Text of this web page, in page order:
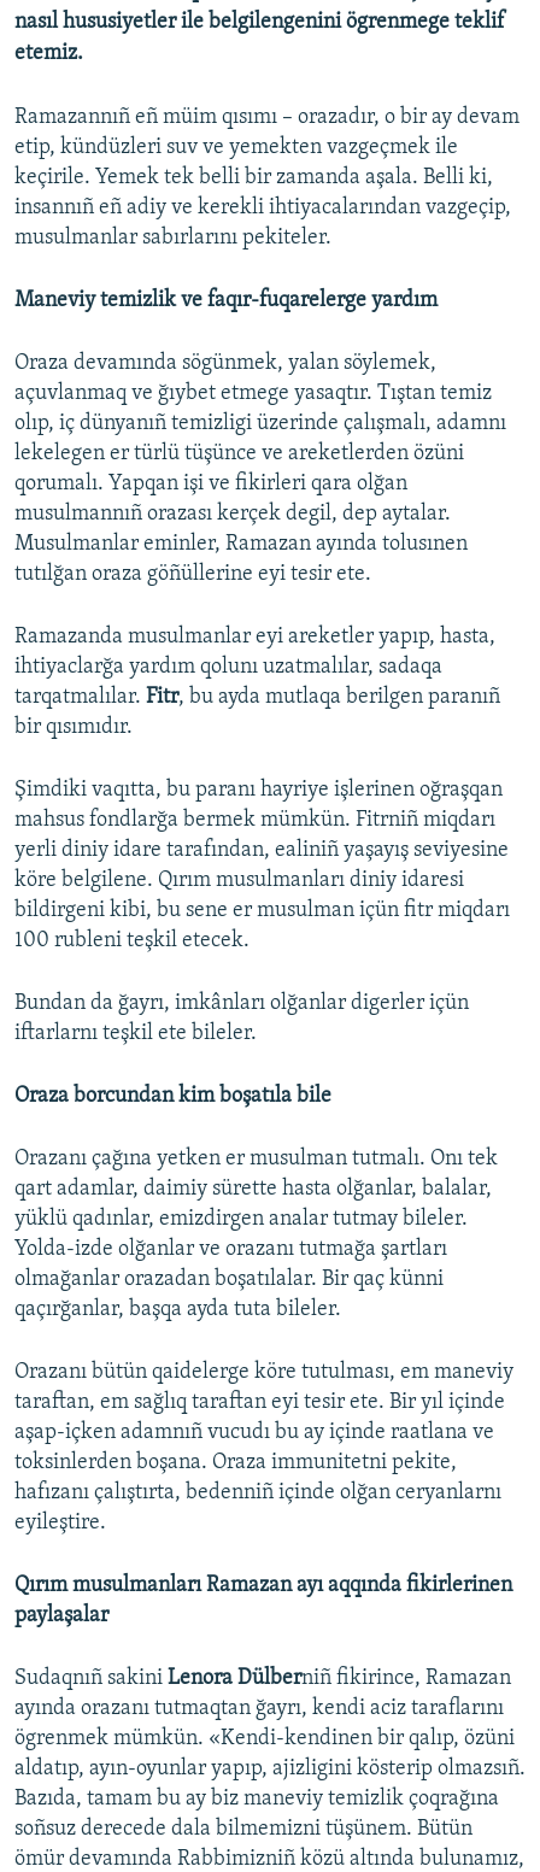
nasıl hususiyetler ile belgilengenini ögrenmege teklif
etemiz.
Ramazannıñ eñ müim qısımı – orazadır, o bir ay devam
etip, kündüzleri suv ve yemekten vazgeçmek ile
keçirile. Yemek tek belli bir zamanda aşala. Belli ki,
insannıñ eñ adiy ve kerekli ihtiyacalarından vazgeçip,
musulmanlar sabırlarını pekiteler.
Maneviy temizlik ve faqır-fuqarelerge yardım
Oraza devamında sögünmek, yalan söylemek,
açuvlanmaq ve ğıybet etmege yasaqtır. Tıştan temiz
olıp, iç dünyanıñ temizligi üzerinde çalışmalı, adamnı
lekelegen er türlü tüşünce ve areketlerden özüni
qorumalı. Yapqan işi ve fikirleri qara olğan
musulmannıñ orazası kerçek degil, dep aytalar.
Musulmanlar eminler, Ramazan ayında tolusınen
tutılğan oraza göñüllerine eyi tesir ete.
Ramazanda musulmanlar eyi areketler yapıp, hasta,
ihtiyaclarğa yardım qolunı uzatmalılar, sadaqa
tarqatmalılar. Fitr, bu ayda mutlaqa berilgen paranıñ
bir qısımıdır.
Şimdiki vaqıtta, bu paranı hayriye işlerinen oğraşqan
mahsus fondlarğa bermek mümkün. Fitrniñ miqdarı
yerli diniy idare tarafından, ealiniñ yaşayış seviyesine
köre belgilene. Qırım musulmanları diniy idaresi
bildirgeni kibi, bu sene er musulman içün fitr miqdarı
100 rubleni teşkil etecek.
Bundan da ğayrı, imkânları olğanlar digerler içün
iftarlarnı teşkil ete bileler.
Oraza borcundan kim boşatıla bile
Orazanı çağına yetken er musulman tutmalı. Onı tek
qart adamlar, daimiy sürette hasta olğanlar, balalar,
yüklü qadınlar, emizdirgen analar tutmay bileler.
Yolda-izde olğanlar ve orazanı tutmağa şartları
olmağanlar orazadan boşatılalar. Bir qaç künni
qaçırğanlar, başqa ayda tuta bileler.
Orazanı bütün qaidelerge köre tutulması, em maneviy
taraftan, em sağlıq taraftan eyi tesir ete. Bir yıl içinde
aşap-içken adamnıñ vucudı bu ay içinde raatlana ve
toksinlerden boşana. Oraza immunitetni pekite,
hafızanı çalıştırta, bedenniñ içinde olğan ceryanlarnı
eyileştire.
Qırım musulmanları Ramazan ayı aqqında fikirlerinen
paylaşalar
Sudaqnıñ sakini Lenora Dülberniñ fikirince, Ramazan
ayında orazanı tutmaqtan ğayrı, kendi aciz taraflarını
ögrenmek mümkün. «Kendi-kendinen bir qalıp, özüni
aldatıp, ayın-oyunlar yapıp, ajizligini kösterip olmazsıñ.
Bazıda, tamam bu ay biz maneviy temizlik çoqrağına
soñsuz derecede dala bilmemizni tüşünem. Bütün
ömür devamında Rabbimizniñ közü altında bulunamız,